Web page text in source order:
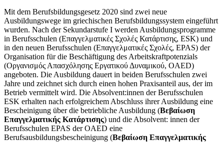
Mit dem Berufsbildungsgesetz 2020 sind zwei neue
Ausbildungswege im griechischen Berufsbildungssystem eingeführt
wurden. Nach der Sekundarstufe I werden Ausbildungsprogramme
in Berufsschulen (Επαγγελματικές Σχολές Κατάρτισης, ESK) und
in den neuen Berufsschulen (Επαγγελματικές Σχολές, ΕPAS) der
Organisation für die Beschäftigung des Arbeitskraftpotenzials
(Οργανισμός Απασχόλησης Εργατικού Δυναμικού, OAED)
angeboten. Die Ausbildung dauert in beiden Berufsschulen zwei
Jahre und zeichnet sich durch einen hohen Praxisanteil aus, der im
Betrieb vermittelt wird. Die Absolvent:innen der Berufsschulen
ESK erhalten nach erfolgreichem Abschluss ihrer Ausbildung eine
Bescheinigung über die betriebliche Ausbildung (Βεβαίωση
Επαγγελματικής Κατάρτισης) und die Absolvent: innen der
Berufsschulen EPAS der OAED eine
Berufsausbildungsbescheinigung (Βεβαίωση Επαγγελματικής